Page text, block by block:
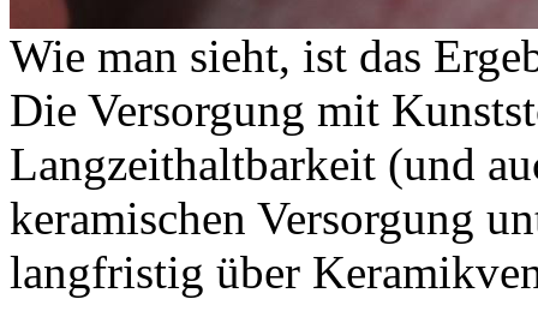
Wie man sieht, ist das
Die Versorgung mit
Langzeithaltbarkeit (und
keramischen Versorgung
langfristig über